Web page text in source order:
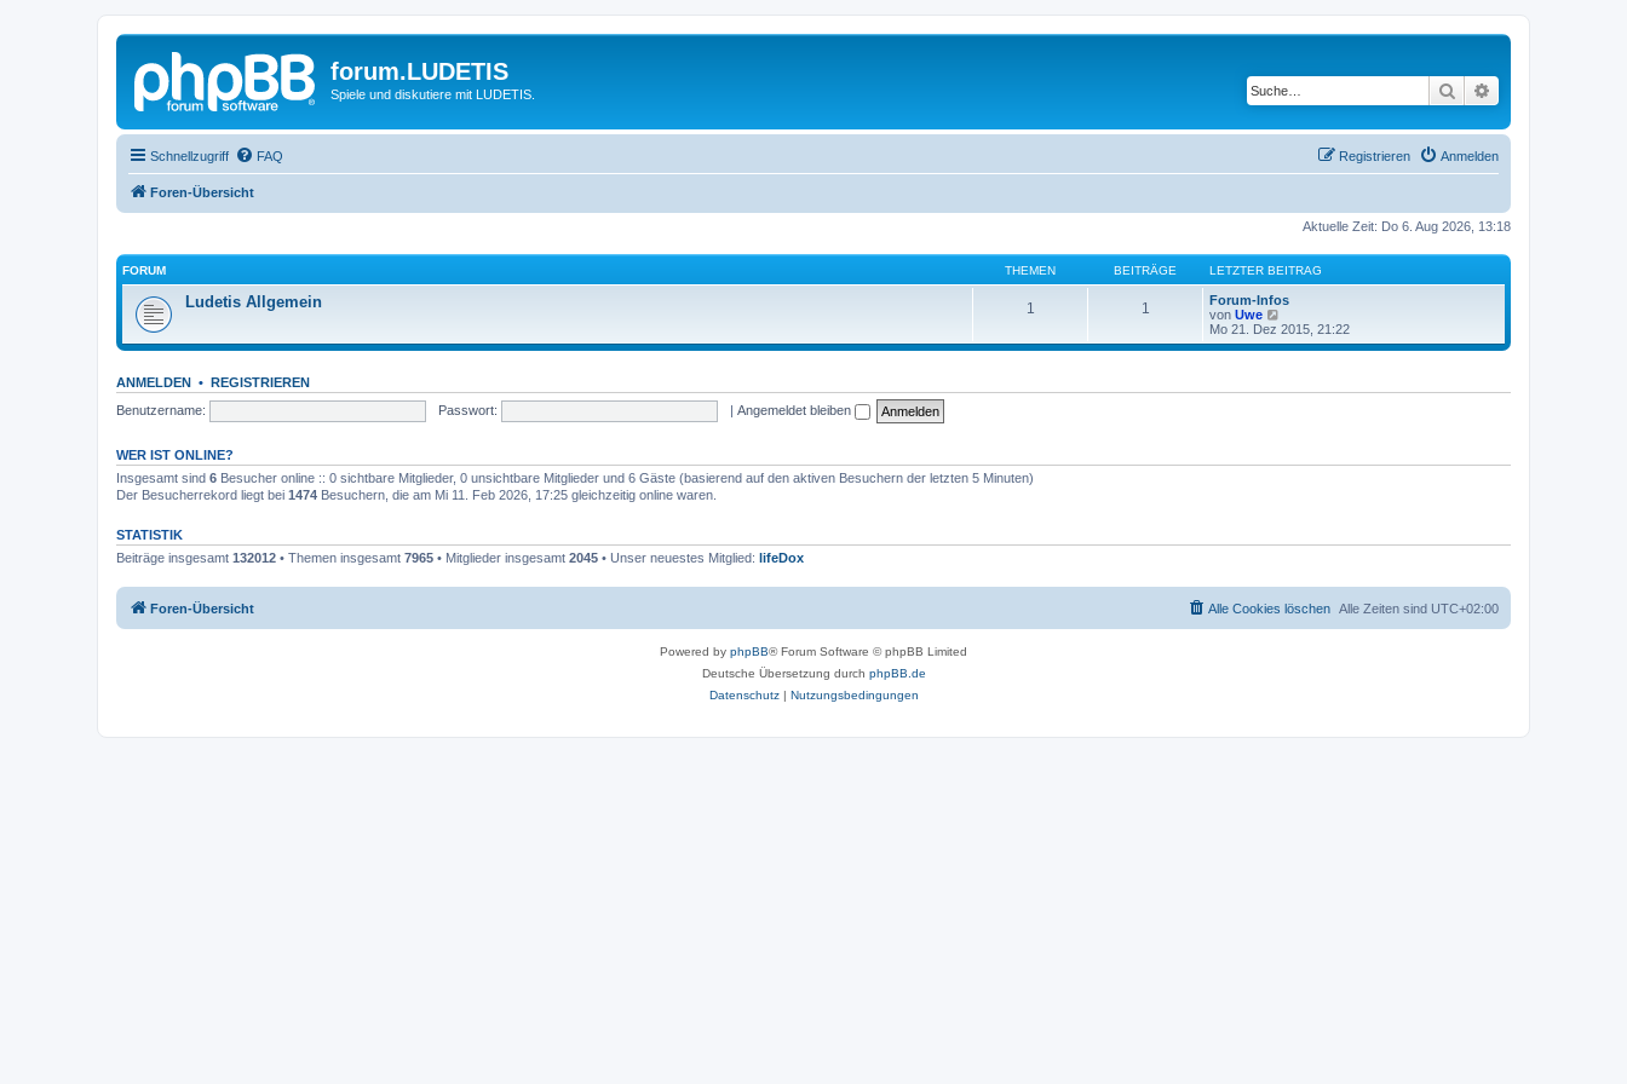
forum.LUDETIS
Spiele und diskutiere mit LUDETIS. Suche
Schnellzugriff FAQ Anmelden
Registrieren
Foren-Übersicht
Aktuelle Zeit: Do 6. Aug 2026, 13:18
FORUM THEMEN BEITRÄGE LETZTER BEITRAG
Ludetis Allgemein 1 1
Forum-Infos
von Uwe
e
u
Mo 21. Dez 2015, 21:22
ANMELDEN • REGISTRIEREN
Benutzername:
Passwort: | Angemeldet bleiben
WER IST ONLINE?
Insgesamt sind 6 Besucher online :: 0 sichtbare Mitglieder, 0 unsichtbare Mitglieder und 6 Gäste (basierend auf den aktiven Besuchern der letzten 5 Minuten)
Der Besucherrekord liegt bei 1474 Besuchern, die am Mi 11. Feb 2026, 17:25 gleichzeitig online waren.
STATISTIK
Beiträge insgesamt 132012 • Themen insgesamt 7965 • Mitglieder insgesamt 2045 • Unser neuestes Mitglied: lifeDox
Foren-Übersicht Alle Zeiten sind UTC+02:00
Alle Cookies löschen
Powered by phpBB® Forum Software © phpBB Limited
Deutsche Übersetzung durch phpBB.de
Datenschutz| Nutzungsbedingungen